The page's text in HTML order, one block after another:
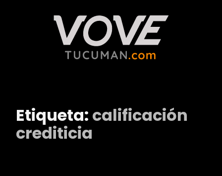
Etiqueta: calificación
crediticia